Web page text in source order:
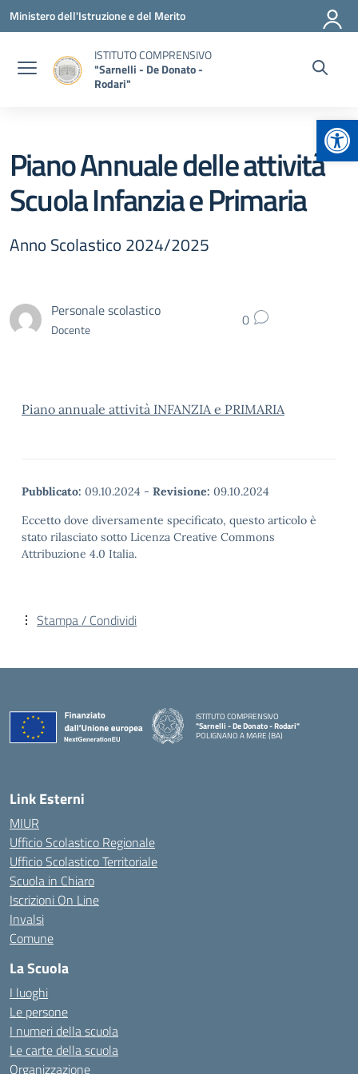
Vai ai contenuti
Vai al menu di navigazione
Vai al footer
Ministero dell'Istruzione e del Merito
ISTITUTO COMPRENSIVO
"Sarnelli - De Donato -
Rodari"
Piano Annuale delle attività
Scuola Infanzia e Primaria
Anno Scolastico 2024/2025
Personale scolastico
Docente 0
Piano annuale attività INFANZIA e PRIMARIA
Pubblicato: 09.10.2024 - Revisione: 09.10.2024
Eccetto dove diversamente specificato, questo articolo è
stato rilasciato sotto Licenza Creative Commons
Attribuzione 4.0 Italia.
Stampa / Condividi
ISTITUTO COMPRENSIVO
"Sarnelli - De Donato - Rodari"
POLIGNANO A MARE (BA)
Link Esterni
MIUR
Ufficio Scolastico Regionale
Ufficio Scolastico Territoriale
Scuola in Chiaro
Iscrizioni On Line
Invalsi
Comune
La Scuola
I luoghi
Le persone
I numeri della scuola
Le carte della scuola
Organizzazione